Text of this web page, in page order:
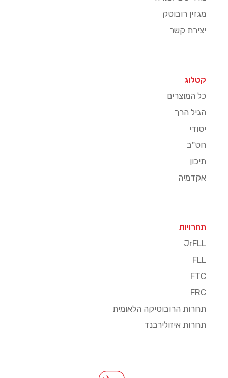
מגזין רובוטק
יצירת קשר
קטלוג
כל המוצרים
הגיל הרך
יסודי
חט"ב
תיכון
אקדמיה
תחרויות
JrFLL
FLL
FTC
FRC
תחרות הרובוטיקה הלאומית
תחרות איזולירבנד